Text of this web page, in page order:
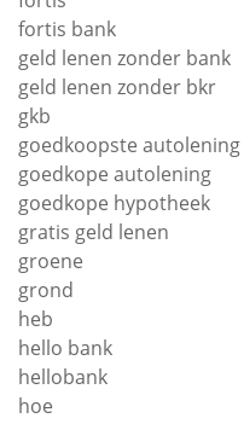
fortis bank
geld lenen zonder bank
geld lenen zonder bkr
gkb
goedkoopste autolening
goedkope autolening
goedkope hypotheek
gratis geld lenen
groene
grond
heb
hello bank
hellobank
hoe